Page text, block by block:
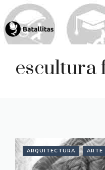
Saltar
al
contenido
escultura
ARQUITECTURA ARTE